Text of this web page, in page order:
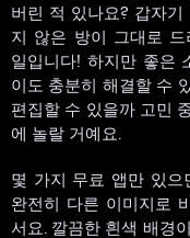
버린 적 있나요? 갑자
지 않은 방이 그대로
일입니다! 하지만 좋은
이도 충분히 해결할 수
편집할 수 있을까 고민
에 놀랄 거예요.
몇 가지 무료 앱만 있으
완전히 다른 이미지로
서요. 깔끔한 흰색 배경